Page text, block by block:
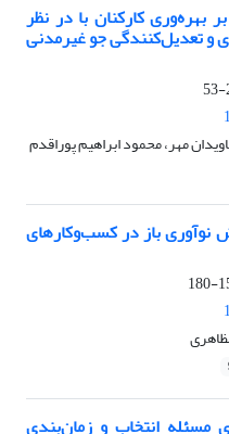
بهره‌وری کارکنان با در نظر
و تعدیل‌کنندگی جو غیرمدنی
مهر، محمود ابراهیم پوراقدم
نوآوری باز در کسب‌وکارهای
انتخاب و زمان‌بندی